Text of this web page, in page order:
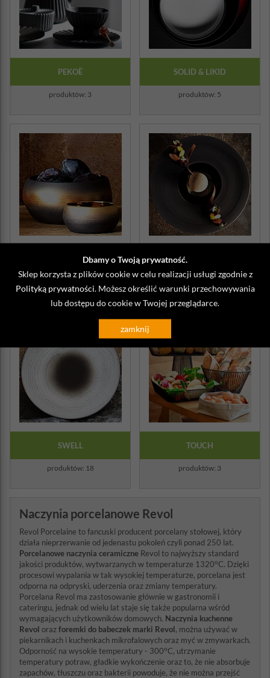
Dbamy o Twoją prywatność.
Sklep korzysta z plików cookie w celu realizacji usługi zgodnie z
Polityką prywatności. Możesz określić warunki przechowywania
lub dostępu do cookie w Twojej przeglądarce.
zamknij
PEKOË
produktów: 3
SOLID & LIKID
produktów: 5
SOLSTICE
produktów: 4
SPHERE
produktów: 4
SWELL
produktów: 18
TOUCH
produktów: 3
Naczynia porcelanowe Revol
Revol Porcelaine to fancuski producent porcelany stołowej, który
działa nieprzerwanie od jedenastu pokoleń czyli ponad 250 lat.
Porcelanowe naczynia ceramiczne Revol to najwyższy standard
jakości produktów, wytwarzanych w temperaturze 1320oC. Dzięki
procesowi wypalania w tak wysokiej temperaturze, porcelana jest
odporna na odpryski, uderzenia oraz zmiany temperatury.
Porcelana Revol ma zastosowanie głównie w gastronomii i
cateringu, jednak od wielu lat staje się także popularna wśród
wymagających użytkowników domowych. Naczynia kuchenne
Revol orazforemki do babeczek marki Revol, można używać w
piekarnikach i kuchenkach mikrofalowych oraz myć w zmywarkach.
Odporność na wysokie temperatury - 300oC, utrzymanie
temperatury potraw, gładkie wykończenie oraz to, że nie absorbuje
zapachów, tłuszczu oraz bakterii powoduje, że nie można przejść